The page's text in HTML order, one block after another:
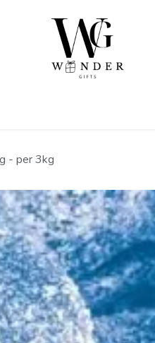
- per 3kg